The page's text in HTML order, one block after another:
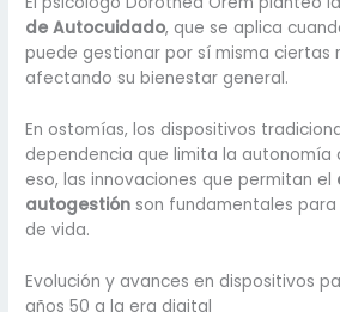
de Autocuidado, que se aplica
puede gestionar por sí misma ciertas
afectando su bienestar general.
En ostomías, los dispositivos
dependencia que limita la autonomía
eso, las innovaciones que permitan el
autogestión son fundamentales
de vida.
Evolución y avances en dispositivos
años 50 a la era digital